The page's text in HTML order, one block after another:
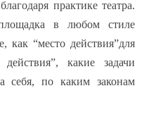
практике театра.
в любом стиле
как “место действия”для
какие задачи
себя, по каким законам